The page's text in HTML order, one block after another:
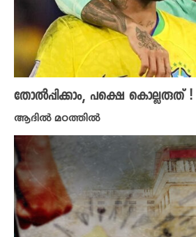
തോൽപ്പിക്കാം, പക്ഷെ കൊല്ലരുത്
ആദിൽ മഠത്തിൽ